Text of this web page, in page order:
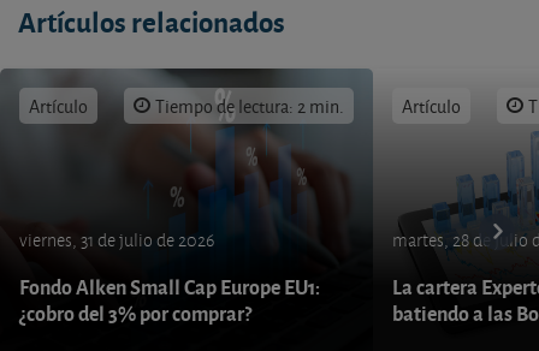
Artículos relacionados
Artículo Tiempo de lectura: 2 min.
viernes, 31 de julio de 2026
Fondo Alken Small Cap Europe EU1:
¿cobro del 3% por comprar?
Artículo
martes, 28 de julio
La cartera
batiendo a las